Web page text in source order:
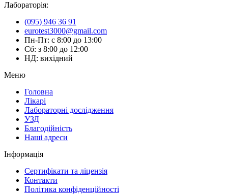
Лабораторія:
(095) 946 36 91
eurotest3000@gmail.com
Пн-Пт: с 8:00 до 13:00
Сб: з 8:00 до 12:00
НД: вихідний
Меню
Головна
Лікарі
Лабораторні дослідження
УЗД
Благодійність
Наші адреси
Інформація
Сертифікати та ліцензія
Контакти
Політика конфіденційності